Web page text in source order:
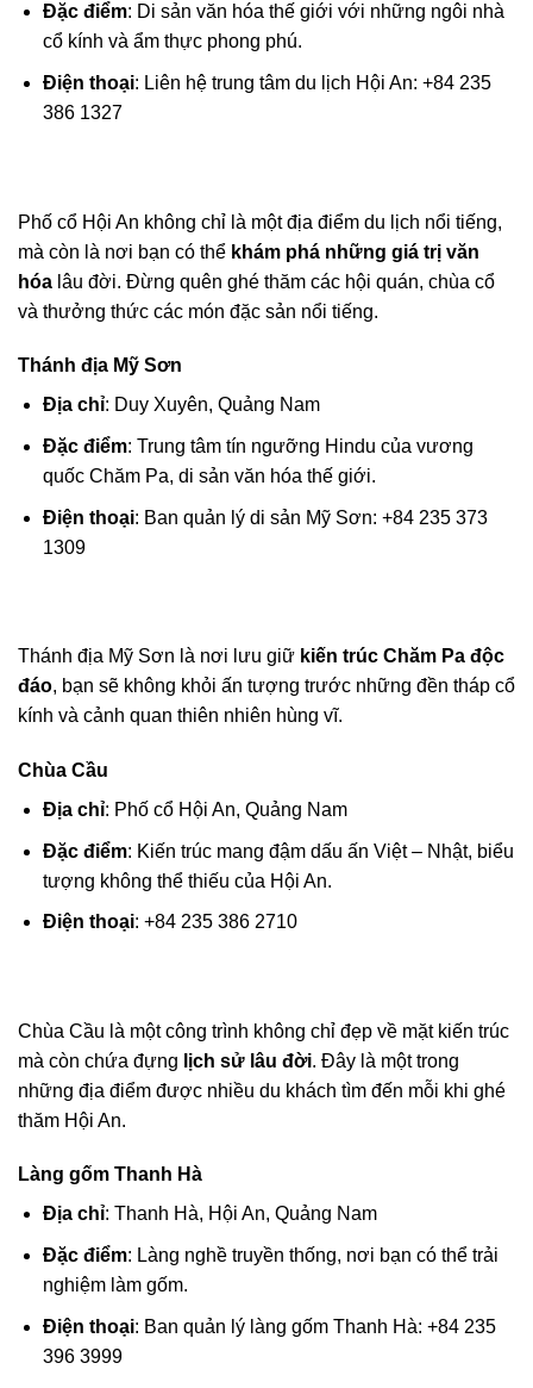
Đặc điểm: Di sản văn hóa thế giới với những ngôi nhà
cổ kính và ẩm thực phong phú.
Điện thoại: Liên hệ trung tâm du lịch Hội An: +84 235
386 1327
Phố cổ Hội An không chỉ là một địa điểm du lịch nổi tiếng,
mà còn là nơi bạn có thể khám phá những giá trị văn
hóa lâu đời. Đừng quên ghé thăm các hội quán, chùa cổ
và thưởng thức các món đặc sản nổi tiếng.
Thánh địa Mỹ Sơn
Địa chỉ: Duy Xuyên, Quảng Nam
Đặc điểm: Trung tâm tín ngưỡng Hindu của vương
quốc Chăm Pa, di sản văn hóa thế giới.
Điện thoại: Ban quản lý di sản Mỹ Sơn: +84 235 373
1309
Thánh địa Mỹ Sơn là nơi lưu giữ kiến trúc Chăm Pa độc
đáo, bạn sẽ không khỏi ấn tượng trước những đền tháp cổ
kính và cảnh quan thiên nhiên hùng vĩ.
Chùa Cầu
Địa chỉ: Phố cổ Hội An, Quảng Nam
Đặc điểm: Kiến trúc mang đậm dấu ấn Việt – Nhật, biểu
tượng không thể thiếu của Hội An.
Điện thoại: +84 235 386 2710
Chùa Cầu là một công trình không chỉ đẹp về mặt kiến trúc
mà còn chứa đựng lịch sử lâu đời. Đây là một trong
những địa điểm được nhiều du khách tìm đến mỗi khi ghé
thăm Hội An.
Làng gốm Thanh Hà
Địa chỉ: Thanh Hà, Hội An, Quảng Nam
Đặc điểm: Làng nghề truyền thống, nơi bạn có thể trải
nghiệm làm gốm.
Điện thoại: Ban quản lý làng gốm Thanh Hà: +84 235
396 3999